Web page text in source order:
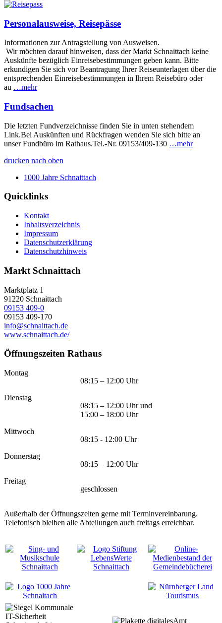
Personalausweise, Reisepässe
Informationen zur Antragstellung von Ausweisen.
Wir möchten darauf hinweisen, dass der Markt Schnaittach keine
Auskünfte bezüglich Einreisebestimmungen geben kann. Bitte
erkundigen Sie sich vor Beantragung Ihrer Reiseunterlagen über die
entsprechenden Einreisebestimmungen in Ihrem Reisebüro oder
au …mehr
Fundsachen
Die letzten Fundverzeichnisse finden Sie in unten stehendem
Link.Bei Auskünften und Rückfragen wenden Sie sich bitte an
unser Fundbüro im Rathaus.Tel.-Nr. 09153/409-130 …mehr
drucken nach oben
1000 Jahre Schnaittach
Quicklinks
Kontakt
Inhaltsverzeichnis
Impressum
Datenschutzerklärung
Datenschutzhinweis
Markt Schnaittach
Marktplatz 1
91220 Schnaittach
09153 409-0
09153 409-170
info@schnaittach.de
www.schnaittach.de/
Öffnungszeiten Rathaus
Montag
08:15 – 12:00 Uhr
Dienstag
08:15 – 12:00 Uhr und
15:00 – 18:00 Uhr
Mittwoch
08:15 - 12:00 Uhr
Donnerstag
08:15 – 12:00 Uhr
Freitag
geschlossen
Außerhalb der Öffnungszeiten gerne mit Terminvereinbarung.
Telefonisch bleiben alle Abteilungen auch freitags erreichbar.